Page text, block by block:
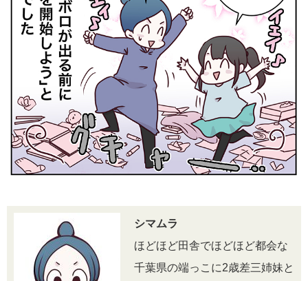
シマムラ
ほどほど田舎でほどほど都会な
千葉県の端っこに2歳差三姉妹と